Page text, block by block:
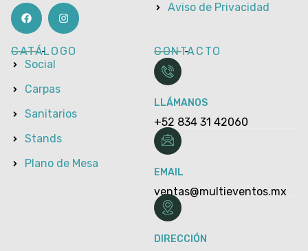
Aviso de Privacidad
CATÁLOGO
Social
Carpas
Sanitarios
Stands
Plano de Mesa
CONTACTO
LLÁMANOS
+52 834 31 42060
EMAIL
ventas@multieventos.mx
DIRECCIÓN